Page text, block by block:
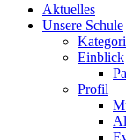
Aktuelles
Unsere Schule
Einblick
Profil